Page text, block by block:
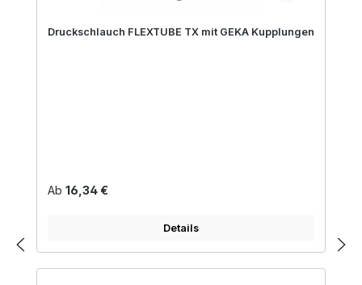
Druckschlauch FLEXTUBE TX mit GEKA Kupplungen
Regulärer Preis:
Ab 16,34 €
Details